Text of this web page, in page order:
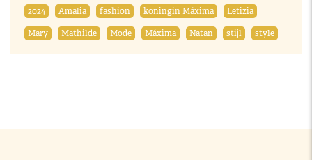
2024 Amalia fashion koningin Máxima
Letizia
Mary
Mathilde Mode Máxima Natan stijl style